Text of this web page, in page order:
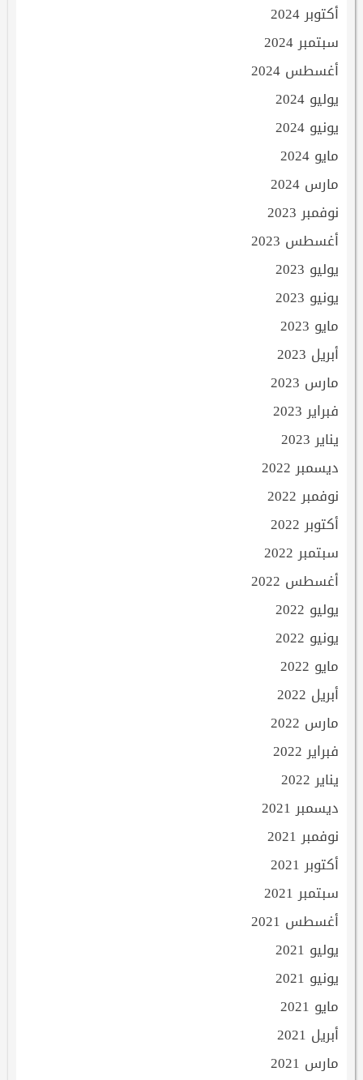
أكتوبر 2024
سبتمبر 2024
أغسطس 2024
يوليو 2024
يونيو 2024
مايو 2024
مارس 2024
نوفمبر 2023
أغسطس 2023
يوليو 2023
يونيو 2023
مايو 2023
أبريل 2023
مارس 2023
فبراير 2023
يناير 2023
ديسمبر 2022
نوفمبر 2022
أكتوبر 2022
سبتمبر 2022
أغسطس 2022
يوليو 2022
يونيو 2022
مايو 2022
أبريل 2022
مارس 2022
فبراير 2022
يناير 2022
ديسمبر 2021
نوفمبر 2021
أكتوبر 2021
سبتمبر 2021
أغسطس 2021
يوليو 2021
يونيو 2021
مايو 2021
أبريل 2021
مارس 2021